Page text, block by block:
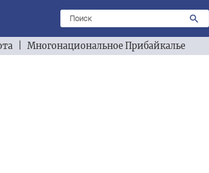
Многонациональное Прибайкалье